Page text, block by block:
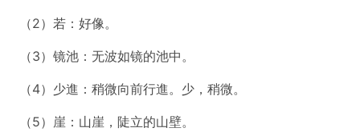
（2）若：好像。
（3）镜池：无波如镜的池中。
（4）少進：稍微向前行進。少，稍微。
（5）崖：山崖，陡立的山壁。